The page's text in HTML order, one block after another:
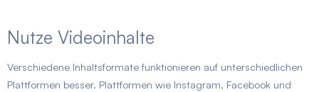
Nutze Videoinhalte
Verschiedene Inhaltsformate funktionieren auf unterschiedlichen
Plattformen besser. Plattformen wie Instagram, Facebook und